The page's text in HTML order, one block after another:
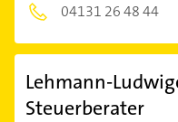
04131 26 48 44
Lehmann-
Steuerberater